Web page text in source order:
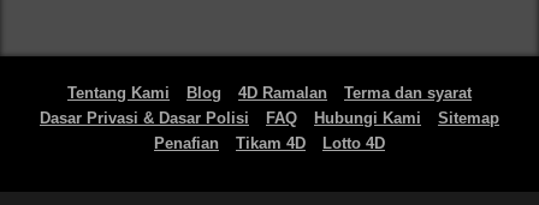
Tentang Kami Blog 4D Ramalan
Terma dan syarat
Dasar Privasi & Dasar Polisi
FAQ Hubungi Kami
Sitemap
Penafian
Tikam 4D Lotto 4D